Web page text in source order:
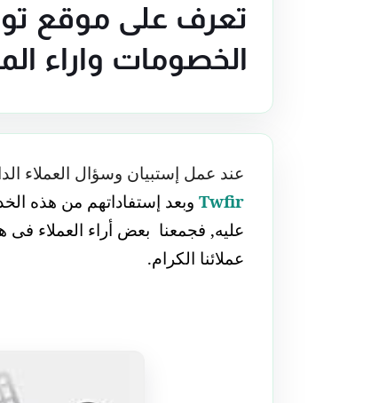
تعرف على موقع
الخصومات واراء
عند عمل إستبيان وسؤال العملاء
Twfir وبعد إستفاداتهم من هذه
عليه, فجمعنا بعض أراء العملاء
عملائنا الكرام.